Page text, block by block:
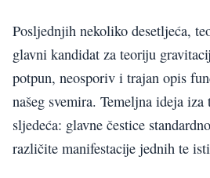
Posljednjih nekoliko desetljeća,
glavni kandidat za teoriju
potpun, neosporiv i trajan opis
našeg svemira. Temeljna ideja
sljedeća: glavne čestice
različite manifestacije jednih te